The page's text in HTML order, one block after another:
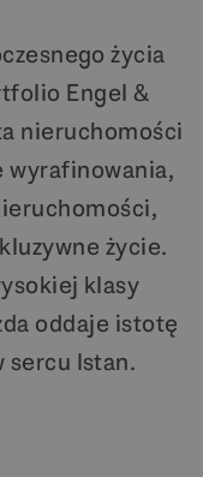
życia
Engel &
nieruchomości
wyrafinowania,
życie.
klasy
oddaje istotę
sercu Istan.